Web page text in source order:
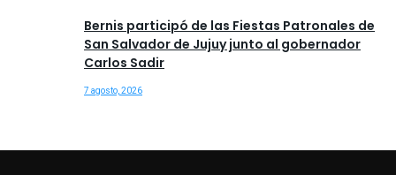
Bernis participó de las Fiestas Patronales de
San Salvador de Jujuy junto al gobernador
Carlos Sadir
7 agosto, 2026